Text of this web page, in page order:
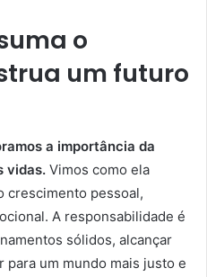
o
um futuro
a importância da
vidas. Vimos como ela
crescimento pessoal,
A responsabilidade é
sólidos, alcançar
um mundo mais justo e